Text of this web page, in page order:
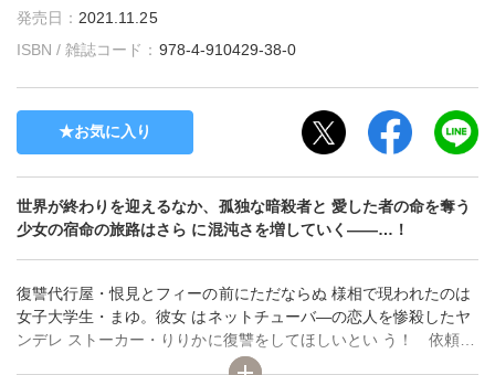
発売日： 2021.11.25
ISBN / 雑誌コード： 978-4-910429-38-0
お気に入り
世界が終わりを迎えるなか、孤独な暗殺者と 愛した者の命を奪う
少女の宿命の旅路はさら に混沌さを増していく――…！
復讐代行屋・恨見とフィーの前にただならぬ 様相で現われたのは
女子大学生・まゆ。彼女 はネットチューバ―の恋人を惨殺したヤ
ンデレ ストーカー・りりかに復讐をしてほしいとい う！ 依頼を
引き受けることにした恨見はフ ィーとともに、りりかに会う